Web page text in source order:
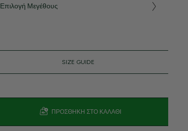
Επιλογή Μεγέθους
SIZE GUIDE
ΠΡΟΣΘΉΚΗ ΣΤΟ ΚΑΛΆΘΙ